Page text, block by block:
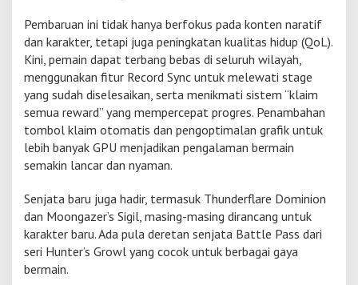
Pembaruan ini tidak hanya berfokus pada konten naratif
dan karakter, tetapi juga peningkatan kualitas hidup (QoL).
Kini, pemain dapat terbang bebas di seluruh wilayah,
menggunakan fitur Record Sync untuk melewati stage
yang sudah diselesaikan, serta menikmati sistem “klaim
semua reward” yang mempercepat progres. Penambahan
tombol klaim otomatis dan pengoptimalan grafik untuk
lebih banyak GPU menjadikan pengalaman bermain
semakin lancar dan nyaman.
Senjata baru juga hadir, termasuk Thunderflare Dominion
dan Moongazer’s Sigil, masing-masing dirancang untuk
karakter baru. Ada pula deretan senjata Battle Pass dari
seri Hunter’s Growl yang cocok untuk berbagai gaya
bermain.